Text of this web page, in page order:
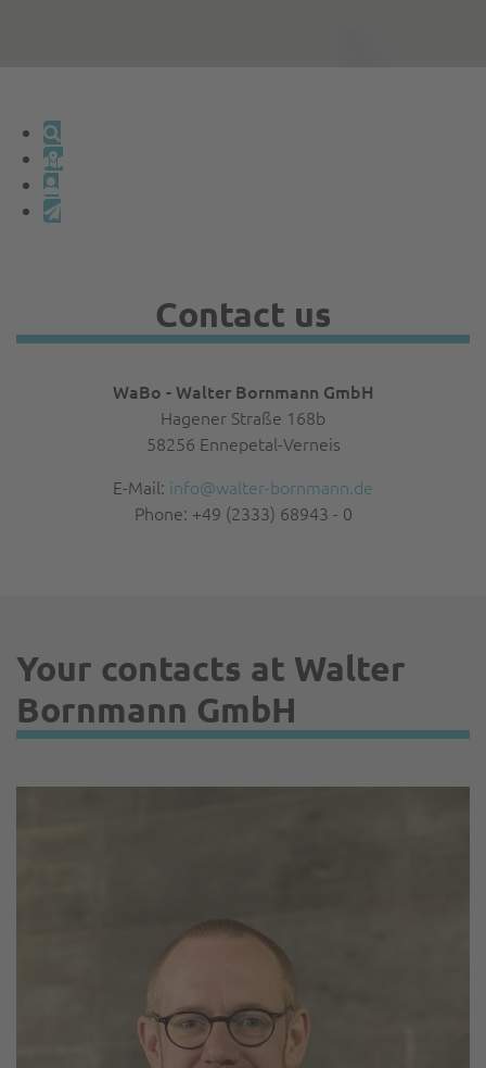
Contact us
WaBo - Walter Bornmann GmbH
Hagener Straße 168b
58256 Ennepetal-Verneis
E-Mail: info@walter-bornmann.de
Phone: +49 (2333) 68943 - 0
Your contacts at Walter
Bornmann GmbH